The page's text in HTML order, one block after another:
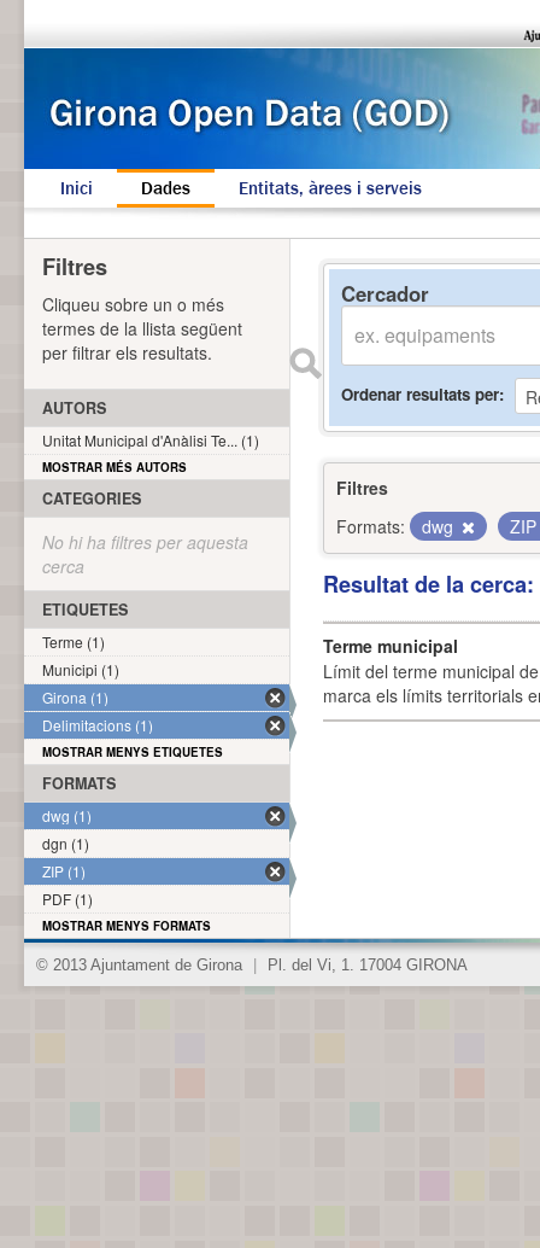
Inici Dades Entitats, àrees i serveis
Cercador
Ordenar resultats per
Filtres
Formats:
dwg ZIP
Resultat de la
Terme municipal
Límit del terme municipal
marca els límits territorials
Filtres
Cliqueu sobre un o més
termes de la llista següent
per filtrar els resultats.
AUTORS
Unitat Municipal d'Anàlisi Te... (1)
MOSTRAR MÉS AUTORS
CATEGORIES
No hi ha filtres per aquesta
cerca
ETIQUETES
Terme (1)
Municipi (1)
Girona (1)
Delimitacions (1)
MOSTRAR MENYS ETIQUETES
FORMATS
dwg (1)
dgn (1)
ZIP (1)
PDF (1)
MOSTRAR MENYS FORMATS
© 2013 Ajuntament de Girona Pl. del Vi, 1. 17004 GIRONA